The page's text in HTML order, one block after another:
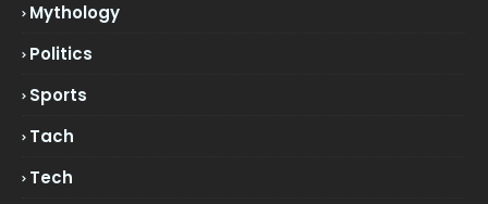
Mythology
Politics
Sports
Tach
Tech